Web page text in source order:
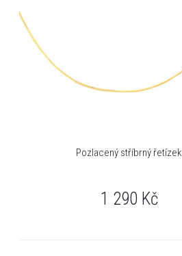
Pozlacený stříbrný řetízek
1 290 Kč